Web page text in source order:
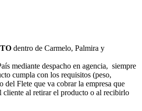
dentro de Carmelo, Palmira y
mediante despacho en agencia, siempre
cumpla con los requisitos (peso,
del Flete que va cobrar la empresa que
cliente al retirar el producto o al recibirlo